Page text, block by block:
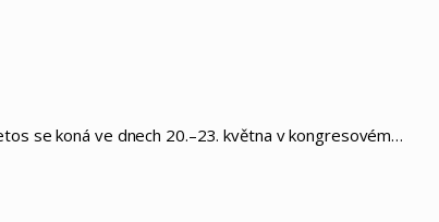
se koná ve dnech 20.–23. května v kongresovém…